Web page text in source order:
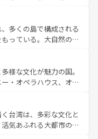
きる。 なお、新
を参照してほしい。
ピング、エンターテイ
トだ。一方、アメリカ
キャニオンやイエロー
美食が融合した独特の
地域で異なる魅力を楽
史を感じることができ
しい。
多くの島で構成される
っている。大自然の神
観光地といえばオアフ
ウイ島やカウアイ島が
く海をはじめ、豊かな
迎えてくれるハワイの
ワイアンミュージッ
てがハワイの魅力を彩
様な文化が魅力の国。
・オペラハウス、オー
ウルル（エアーズロッ
ケアンズの熱帯雨林な
フェやワイン、オージ
台湾は、多彩な文化と
気あふれる大都市の台